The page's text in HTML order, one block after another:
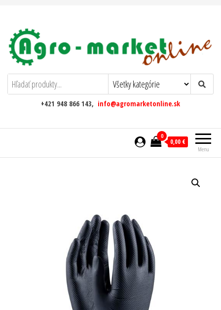
AgromarketOnline
+421 948 866 143, info@agromarketonline.sk
Menu
0
0,00 €